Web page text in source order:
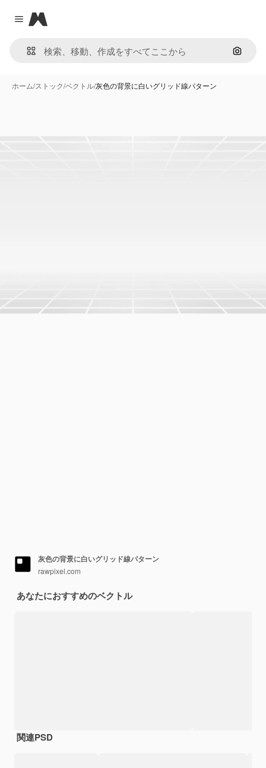
Close menu
Magnific
画像で
ホーム/ストック/ベクトル/灰色の背景に白いグリッド線パターン
灰色の背景に白いグリッド線パターン
rawpixel.com
あなたにおすすめのベクトル
関連PSD